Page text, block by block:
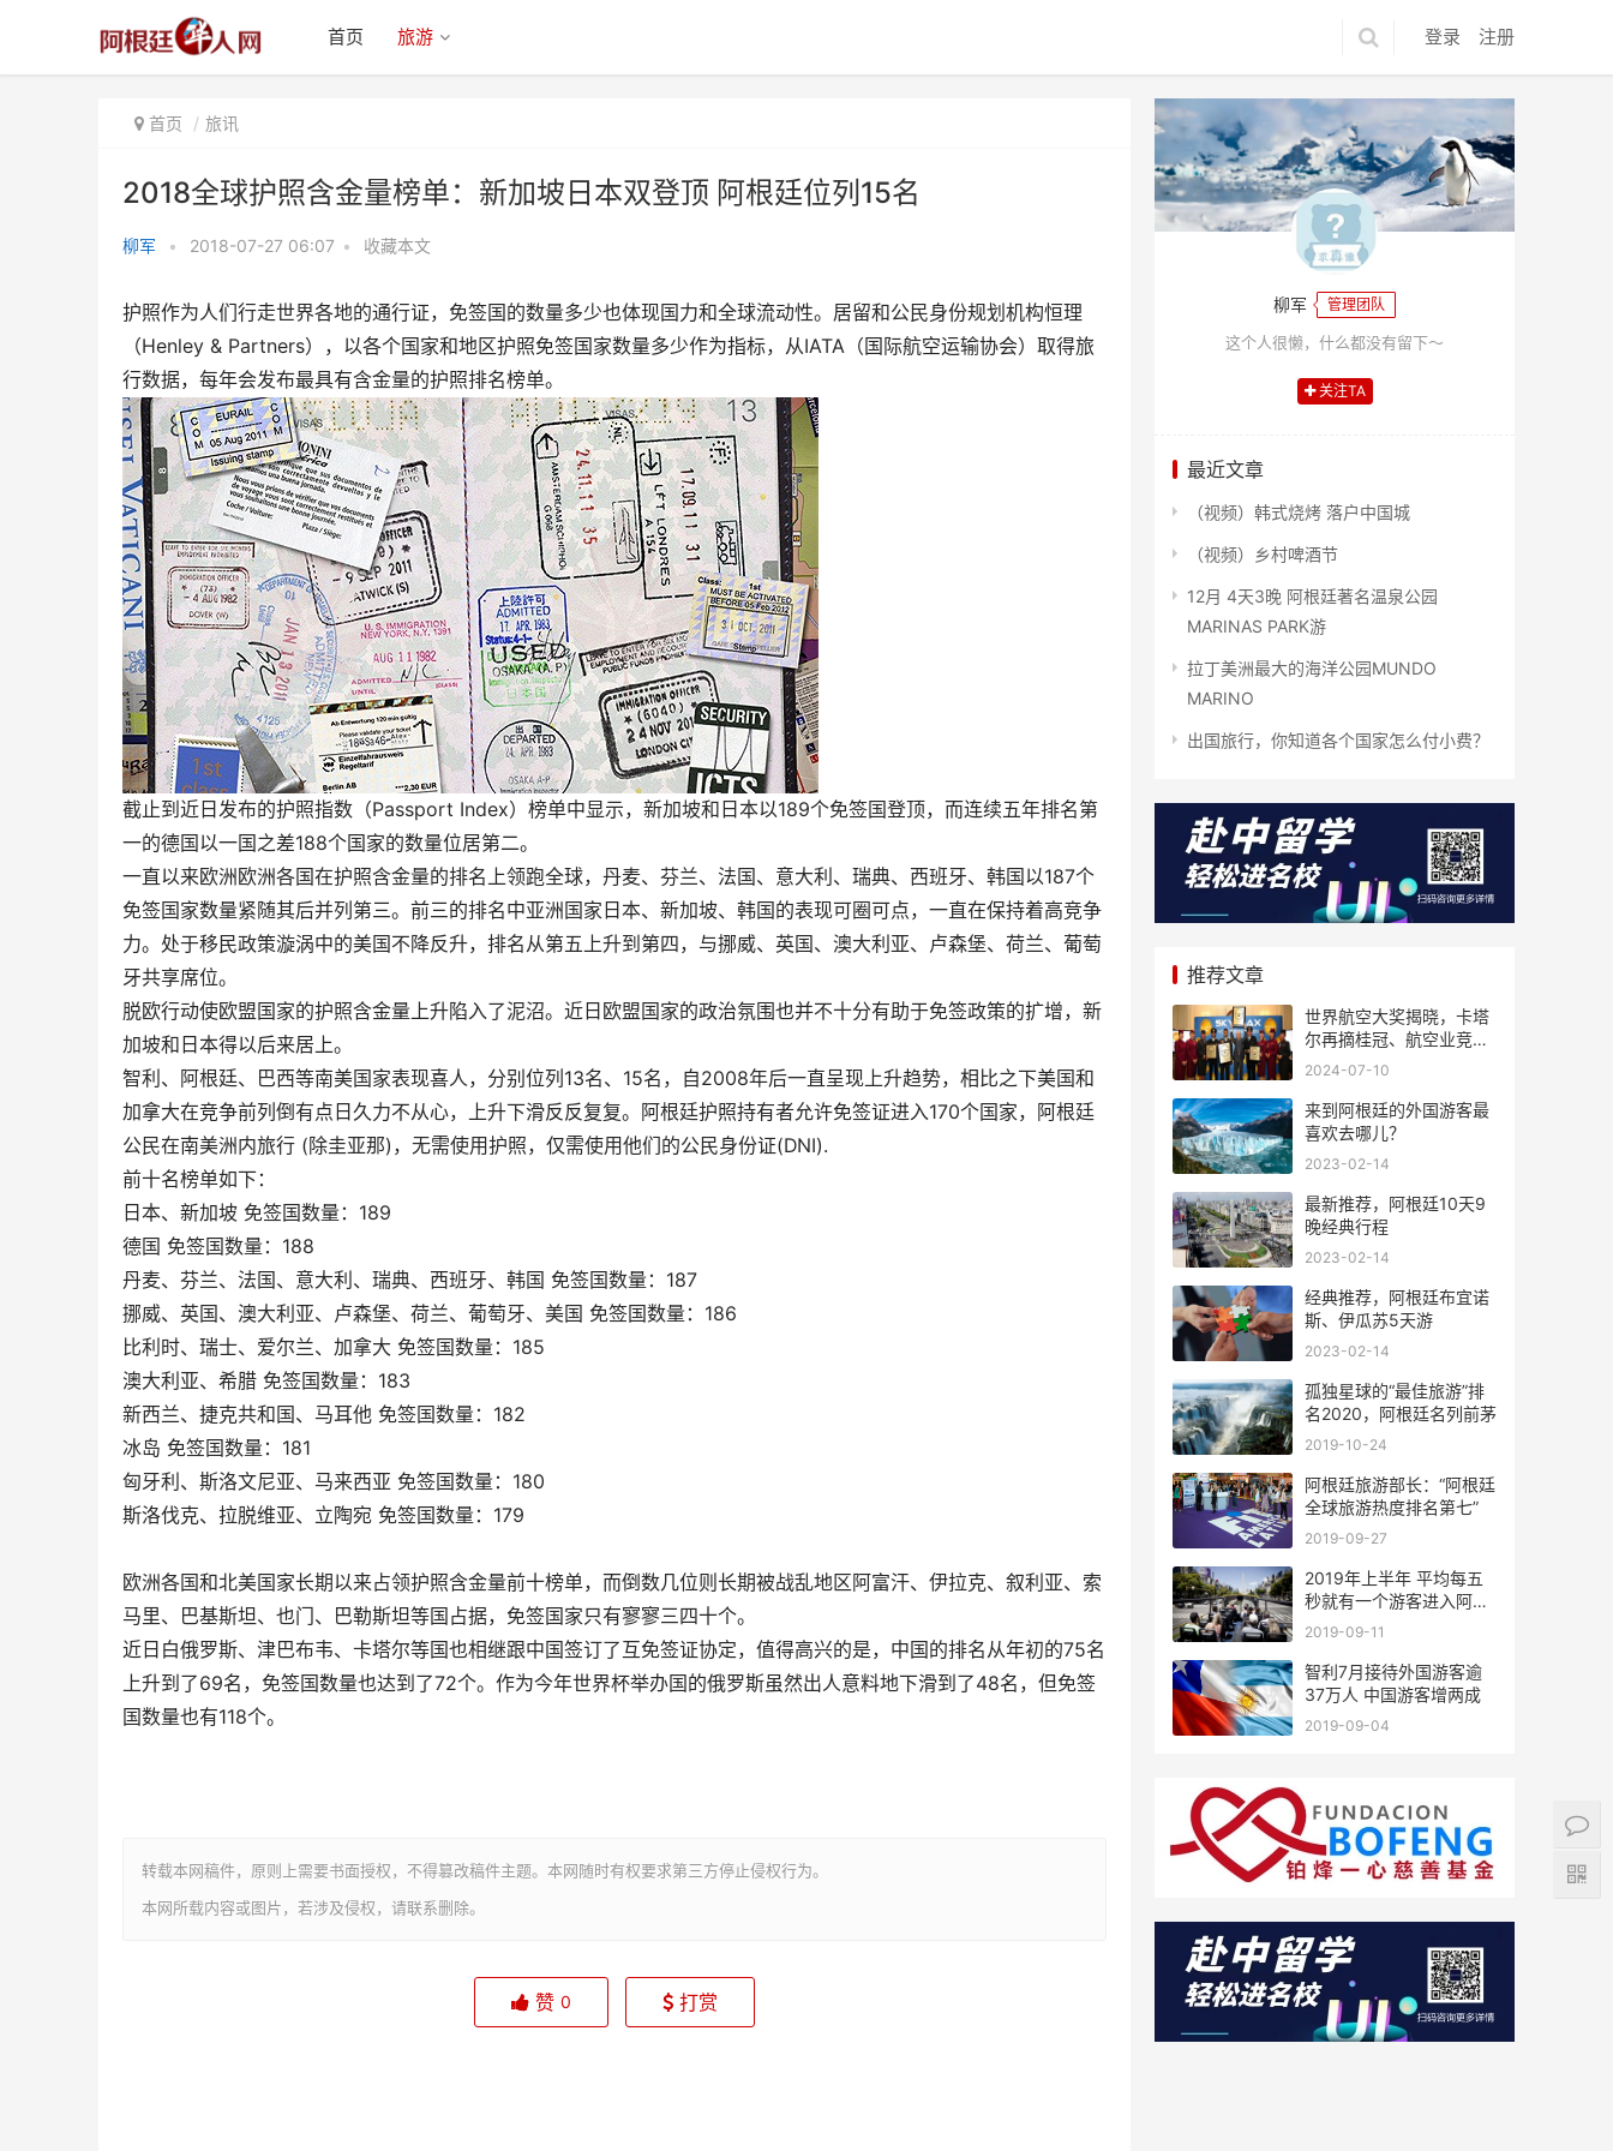
登录 注册
首页 旅游
首页 旅讯
2018全球护照含金量榜单：新加坡日本双登顶 阿根廷位列15名
柳军 • 2018-07-27 06:07 • 收藏本文
护照作为人们行走世界各地的通行证，免签国的数量多少也体现国力和全球流动性。居留和公民身份规划机构恒理
（Henley & Partners），以各个国家和地区护照免签国家数量多少作为指标，从IATA（国际航空运输协会）取得旅
行数据，每年会发布最具有含金量的护照排名榜单。
截止到近日发布的护照指数（Passport Index）榜单中显示，新加坡和日本以189个免签国登顶，而连续五年排名第
一的德国以一国之差188个国家的数量位居第二。
一直以来欧洲欧洲各国在护照含金量的排名上领跑全球，丹麦、芬兰、法国、意大利、瑞典、西班牙、韩国以187个
免签国家数量紧随其后并列第三。前三的排名中亚洲国家日本、新加坡、韩国的表现可圈可点，一直在保持着高竞争
力。处于移民政策漩涡中的美国不降反升，排名从第五上升到第四，与挪威、英国、澳大利亚、卢森堡、荷兰、葡萄
牙共享席位。
脱欧行动使欧盟国家的护照含金量上升陷入了泥沼。近日欧盟国家的政治氛围也并不十分有助于免签政策的扩增，新
加坡和日本得以后来居上。
智利、阿根廷、巴西等南美国家表现喜人，分别位列13名、15名，自2008年后一直呈现上升趋势，相比之下美国和
加拿大在竞争前列倒有点日久力不从心，上升下滑反反复复。阿根廷护照持有者允许免签证进入170个国家，阿根廷
公民在南美洲内旅行 (除圭亚那)，无需使用护照，仅需使用他们的公民身份证(DNI).
前十名榜单如下：
日本、新加坡 免签国数量：189
德国 免签国数量：188
丹麦、芬兰、法国、意大利、瑞典、西班牙、韩国 免签国数量：187
挪威、英国、澳大利亚、卢森堡、荷兰、葡萄牙、美国 免签国数量：186
比利时、瑞士、爱尔兰、加拿大 免签国数量：185
澳大利亚、希腊 免签国数量：183
新西兰、捷克共和国、马耳他 免签国数量：182
冰岛 免签国数量：181
匈牙利、斯洛文尼亚、马来西亚 免签国数量：180
斯洛伐克、拉脱维亚、立陶宛 免签国数量：179
欧洲各国和北美国家长期以来占领护照含金量前十榜单，而倒数几位则长期被战乱地区阿富汗、伊拉克、叙利亚、索
马里、巴基斯坦、也门、巴勒斯坦等国占据，免签国家只有寥寥三四十个。
近日白俄罗斯、津巴布韦、卡塔尔等国也相继跟中国签订了互免签证协定，值得高兴的是，中国的排名从年初的75名
上升到了69名，免签国数量也达到了72个。作为今年世界杯举办国的俄罗斯虽然出人意料地下滑到了48名，但免签
国数量也有118个。
转载本网稿件，原则上需要书面授权，不得篡改稿件主题。本网随时有权要求第三方停止侵权行为。
本网所载内容或图片，若涉及侵权，请联系删除。
坡日本双登顶 阿根廷
赞 0 打赏
柳军 管理团队
这个人很懒，什么都没有留下～
关注TA
最近文章
（视频）韩式烧烤 落户中国城
（视频）乡村啤酒节
12月 4天3晚 阿根廷著名温泉公园
MARINAS PARK游
拉丁美洲最大的海洋公园MUNDO
MARINO
出国旅行，你知道各个国家怎么付小费？
推荐文章
世界航空大奖揭晓，卡塔
尔再摘桂冠、航空业竞争
风起云涌
2024-07-10
来到阿根廷的外国游客最
喜欢去哪儿？
2023-02-14
最新推荐，阿根廷10天9
晚经典行程
2023-02-14
经典推荐，阿根廷布宜诺
斯、伊瓜苏5天游
2023-02-14
孤独星球的“最佳旅游”排
名2020，阿根廷名列前茅
2019-10-24
阿根廷旅游部长：“阿根廷
全球旅游热度排名第七”
2019-09-27
2019年上半年 平均每五
秒就有一个游客进入阿根
廷
2019-09-11
智利7月接待外国游客逾
37万人 中国游客增两成
2019-09-04